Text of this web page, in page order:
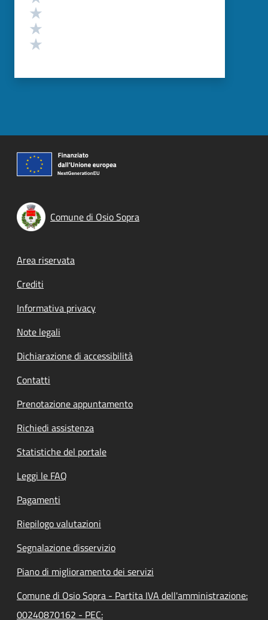
Comune di Osio Sopra
Footer menu
Area riservata
Crediti
Informativa privacy
Note legali
Dichiarazione di accessibilità
Contatti
Prenotazione appuntamento
Richiedi assistenza
Statistiche del portale
Leggi le FAQ
Pagamenti
Riepilogo valutazioni
Segnalazione disservizio
Piano di miglioramento dei servizi
Comune di Osio Sopra - Partita IVA dell'amministrazione:
00240870162 - PEC: